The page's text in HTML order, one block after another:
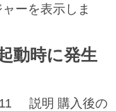
ーを表示しま
動時に発生
11 説明 購入後の